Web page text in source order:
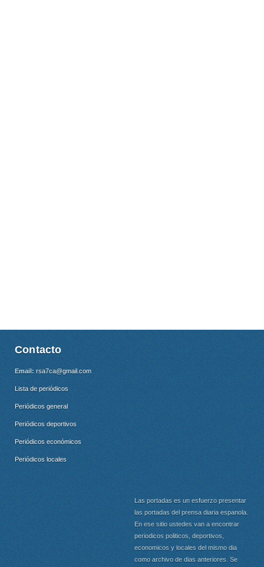
Contacto
Email: rsa7ca@gmail.com
Lista de periódicos
Periódicos general
Periódicos deportivos
Periódicos económicos
Periódicos locales
Las portadas es un esfuerzo presentar
las portadas del prensa diaria espanola.
En ese sitio ustedes van a encontrar
periodicos politicos, deportivos,
economicos y locales del mismo dia
como archivo de dias anteriores. Se